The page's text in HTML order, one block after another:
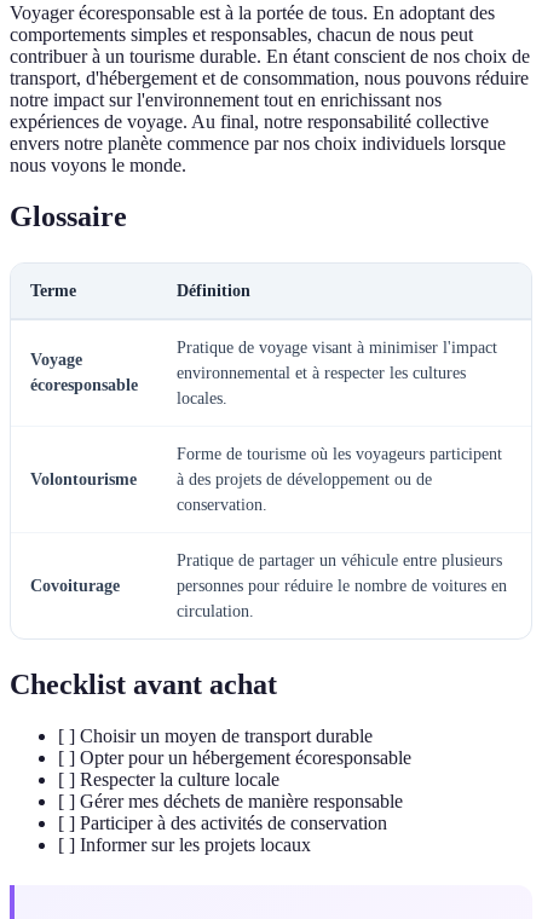
Voyager écoresponsable est à la portée de tous. En adoptant des
comportements simples et responsables, chacun de nous peut
contribuer à un tourisme durable. En étant conscient de nos choix de
transport, d'hébergement et de consommation, nous pouvons réduire
notre impact sur l'environnement tout en enrichissant nos
expériences de voyage. Au final, notre responsabilité collective
envers notre planète commence par nos choix individuels lorsque
nous voyons le monde.
Glossaire
Terme Définition
Voyage
écoresponsable
Pratique de voyage visant à minimiser l'impact
environnemental et à respecter les cultures
locales.
Volontourisme
Forme de tourisme où les voyageurs participent
à des projets de développement ou de
conservation.
Covoiturage
Pratique de partager un véhicule entre plusieurs
personnes pour réduire le nombre de voitures en
circulation.
Checklist avant achat
[ ] Choisir un moyen de transport durable
[ ] Opter pour un hébergement écoresponsable
[ ] Respecter la culture locale
[ ] Gérer mes déchets de manière responsable
[ ] Participer à des activités de conservation
[ ] Informer sur les projets locaux